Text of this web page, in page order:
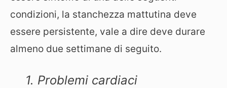
condizioni, la stanchezza mattutina deve
essere persistente, vale a dire deve durare
almeno due settimane di seguito.
1. Problemi cardiaci